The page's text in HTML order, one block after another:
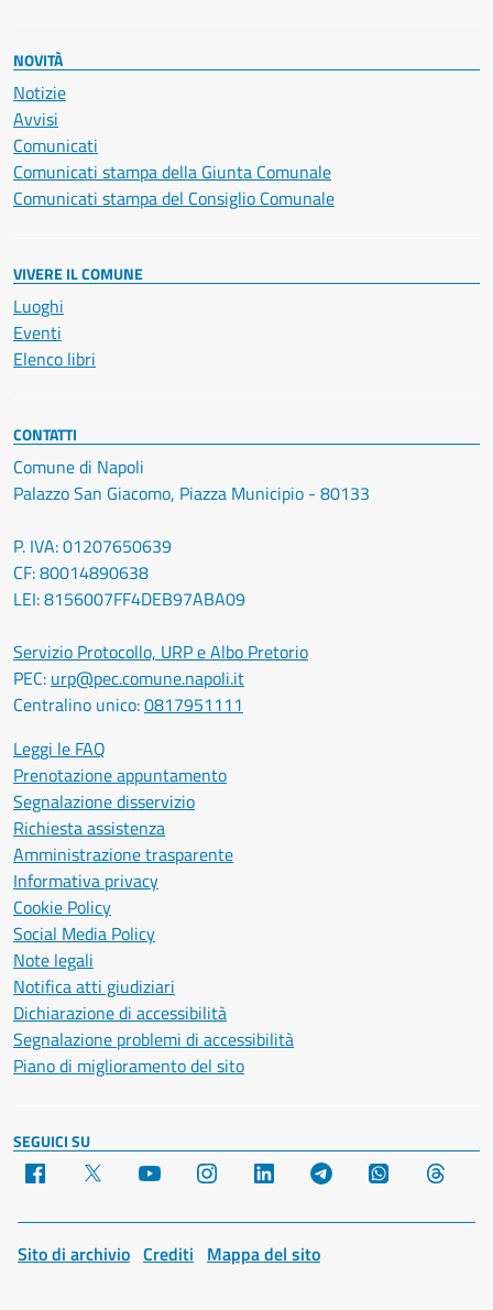
NOVITÀ
Notizie
Avvisi
Comunicati
Comunicati stampa della Giunta Comunale
Comunicati stampa del Consiglio Comunale
VIVERE IL COMUNE
Luoghi
Eventi
Elenco libri
CONTATTI
Comune di Napoli
Palazzo San Giacomo, Piazza Municipio - 80133
P. IVA: 01207650639
CF: 80014890638
LEI: 8156007FF4DEB97ABA09
Servizio Protocollo, URP e Albo Pretorio
PEC: urp@pec.comune.napoli.it
Centralino unico:0817951111
Leggi le FAQ
Prenotazione appuntamento
Segnalazione disservizio
Richiesta assistenza
Amministrazione trasparente
Informativa privacy
Cookie Policy
Social Media Policy
Note legali
Notifica atti giudiziari
Dichiarazione di accessibilità
Segnalazione problemi di accessibilità
Piano di miglioramento del sito
SEGUICI SU
Facebook YouTube Instagram LinkedIn Telegram WhatsApp
Sito di archivio Crediti Mappa del sito